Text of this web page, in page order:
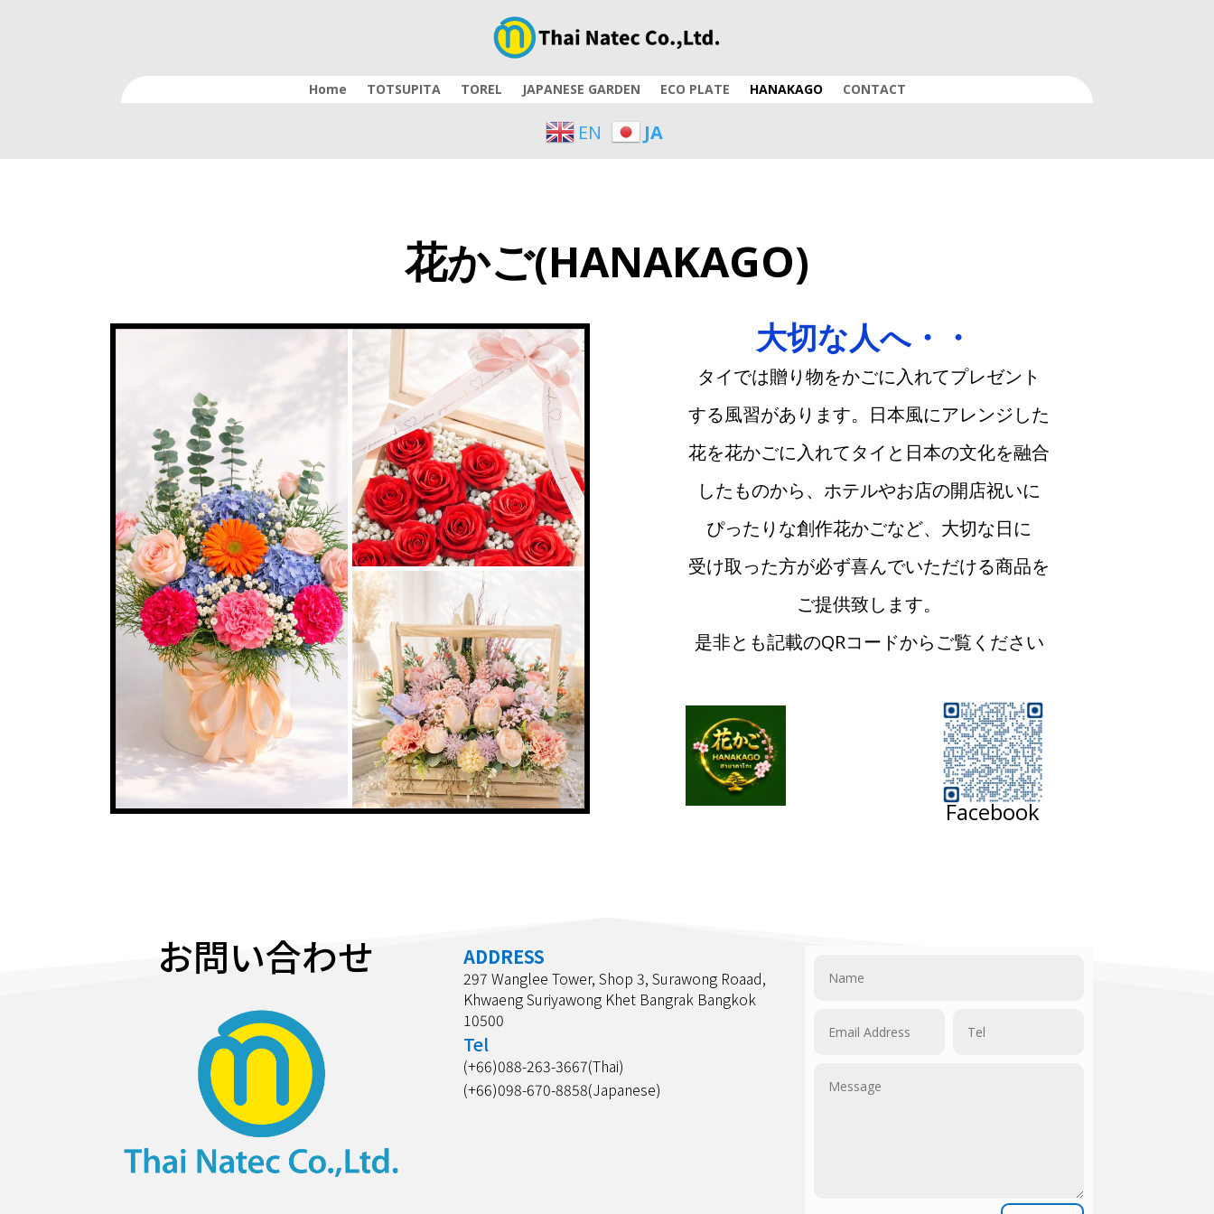
Home TOTSUPITA TOREL JAPANESE GARDEN ECO PLATE HANAKAGO CONTACT
EN JA
花かご(HANAKAGO)
大切な人へ・・
タイでは贈り物をかごに入れてプレゼント
する風習があります。日本風にアレンジした
花を花かごに入れてタイと日本の文化を融合
したものから、ホテルやお店の開店祝いに
ぴったりな創作花かごなど、大切な日に
受け取った方が必ず喜んでいただける商品を
ご提供致します。
是非とも記載のQRコードからご覧ください
Facebook
お問い合わせ ADDRESS
297 Wanglee Tower, Shop 3, Surawong Roaad,
Khwaeng Suriyawong Khet Bangrak Bangkok
10500
Tel
(+66)088-263-3667(Thai)
(+66)098-670-8858(Japanese)